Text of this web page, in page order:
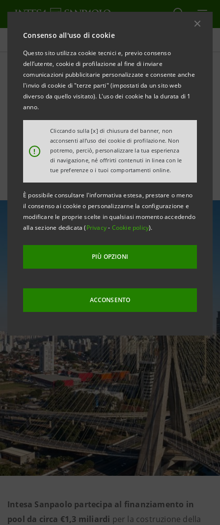
Consenso all'uso di cookie
Questo sito utilizza cookie tecnici e, previo consenso
dell’utente, cookie di profilazione al fine di inviare
comunicazioni pubblicitarie personalizzate e consente anche
l'invio di cookie di "terze parti" (impostati da un sito web
diverso da quello visitato). L'uso dei cookie ha la durata di 1
anno.
!
Cliccando sulla [x] di chiusura del banner, non
acconsenti all’uso dei cookie di profilazione. Non
potremo, perciò, personalizzare la tua esperienza
di navigazione, né offrirti contenuti in linea con le
tue preferenze o i tuoi comportamenti online.
È possibile consultare l'informativa estesa, prestare o meno
il consenso ai cookie o personalizzarne la configurazione e
modificare le proprie scelte in qualsiasi momento accedendo
alla sezione dedicata (Privacy- Cookie policy).
PIÙ OPZIONI
ACCONSENTO
Tutte le news
Finanziamento in pool da
€1,3 mld per la nuova
Metro di San Paolo in
Brasile
Intesa Sanpaolo partecipa al finanziamento in
pool da circa €1,3 miliardi per la costruzione della